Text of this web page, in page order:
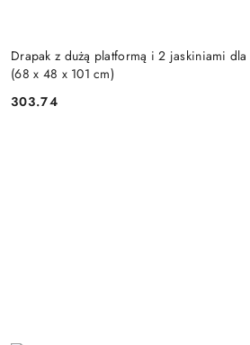
Drapak z dużą platformą i 2 jaskiniami dla
(68 x 48 x 101 cm)
Cena:
303.74